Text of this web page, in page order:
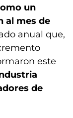
un
al mes de
anual que,
este
de